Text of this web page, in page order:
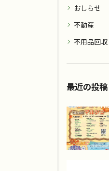
おしらせ
不動産
不用品回収
最近の投稿